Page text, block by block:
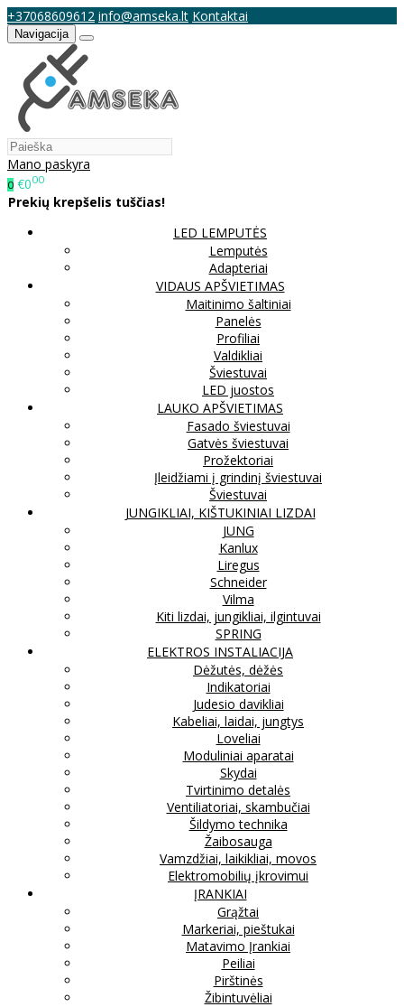
+37068609612 info@amseka.lt Kontaktai
Navigacija
Mano paskyra
0 €000
Prekių krepšelis tuščias!
LED LEMPUTĖS
Lemputės
Adapteriai
VIDAUS APŠVIETIMAS
Maitinimo šaltiniai
Panelės
Profiliai
Valdikliai
Šviestuvai
LED juostos
LAUKO APŠVIETIMAS
Fasado šviestuvai
Gatvės šviestuvai
Prožektoriai
Įleidžiami į grindinį šviestuvai
Šviestuvai
JUNGIKLIAI, KIŠTUKINIAI LIZDAI
JUNG
Kanlux
Liregus
Schneider
Vilma
Kiti lizdai, jungikliai, ilgintuvai
SPRING
ELEKTROS INSTALIACIJA
Dėžutės, dėžės
Indikatoriai
Judesio davikliai
Kabeliai, laidai, jungtys
Loveliai
Moduliniai aparatai
Skydai
Tvirtinimo detalės
Ventiliatoriai, skambučiai
Šildymo technika
Žaibosauga
Vamzdžiai, laikikliai, movos
Elektromobilių įkrovimui
ĮRANKIAI
Grąžtai
Markeriai, pieštukai
Matavimo Įrankiai
Peiliai
Pirštinės
Žibintuvėliai